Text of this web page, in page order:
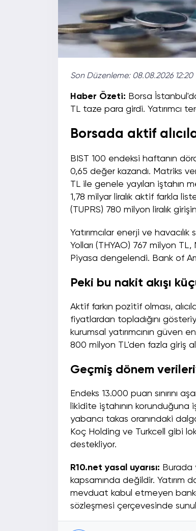
Son Düzenleme: 08.08.2026 12:20
Haber Özeti: Borsa
TL taze para girdi. Yatırımcı
Borsada aktif
BIST 100 endeksi haftanın
0,65 değer kazandı. Matriks
TL ile genele yayılan iştahın
1,78 milyar liralık aktif farkla
(TUPRS) 780 milyon liralık
Yatırımcılar enerji ve
Yolları (THYAO) 767 milyon
Piyasa dengelendi. Bank of
Peki bu nakit akışı
Aktif farkın pozitif olması,
fiyatlardan topladığını
kurumsal yatırımcının
800 milyon TL'den fazla giriş
Geçmiş dönem
Endeks 13.000 puan sınırını
likidite iştahının korunduğuna
yabancı takas oranındaki
Koç Holding ve Turkcell gibi
destekliyor.
R10.net yasal uyarısı: Burada
kapsamında değildir. Yatırım
mevduat kabul etmeyen
sözleşmesi çerçevesinde